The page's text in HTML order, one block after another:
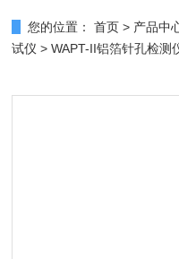
您的位置： 首页 > 产品中
试仪 > WAPT-II铝箔针孔检测